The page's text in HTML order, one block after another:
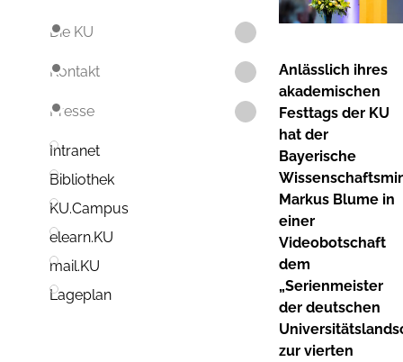
Die KU
Kontakt
Presse
Intranet
Bibliothek
KU.Campus
elearn.KU
mail.KU
Lageplan
Anlässlich ihres
akademischen
Festtags der KU
hat der
Bayerische
Markus Blume in
einer
Videobotschaft
dem
„Serienmeister
der deutschen
zur vierten